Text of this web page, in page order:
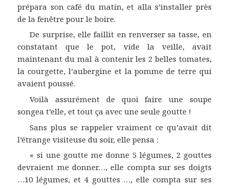
prépara son café du matin, et alla s’installer près
de la fenêtre pour le boire.
De surprise, elle faillit en renverser sa tasse, en
constatant que le pot, vide la veille, avait
maintenant du mal à contenir les 2 belles tomates,
la courgette, l’aubergine et la pomme de terre qui
avaient poussé.
Voilà assurément de quoi faire une soupe
songea t’elle, et tout ça avec une seule goutte !
Sans plus se rappeler vraiment ce qu’avait dit
l’étrange visiteuse du soir, elle pensa :
« si une goutte me donne 5 légumes, 2 gouttes
devraient me donner…, elle compta sur ses doigts
…10 légumes, et 4 gouttes …, elle compta sur ses